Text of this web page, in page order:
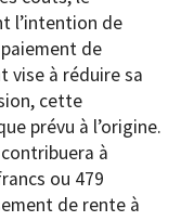
l’intention de
de
vise à réduire sa
cette
prévu à l’origine.
à
ou 479
de rente à